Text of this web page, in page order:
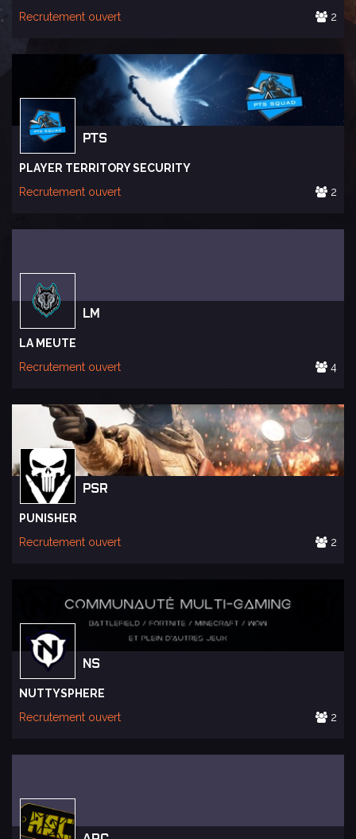
Recrutement ouvert
2
PTS
PLAYER TERRITORY SECURITY
Recrutement ouvert
2
LM
LA MEUTE
Recrutement ouvert
4
PSR
PUNISHER
Recrutement ouvert
2
NS
NUTTYSPHERE
Recrutement ouvert
2